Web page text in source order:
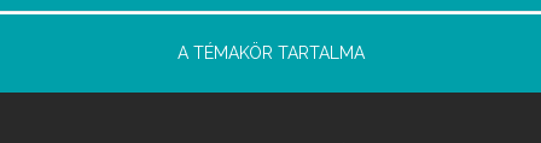
A TÉMAKÖR TARTALMA